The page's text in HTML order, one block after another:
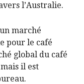
l’Australie.
marché
pour le café
global du café
il est